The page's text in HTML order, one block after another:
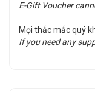
E-Gift Voucher
Mọi thắc mắc quý
If you need any